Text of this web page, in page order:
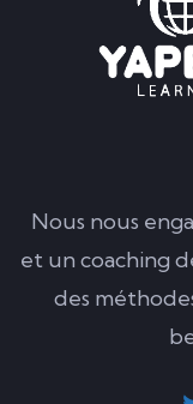
Nous nous
et un coaching
des